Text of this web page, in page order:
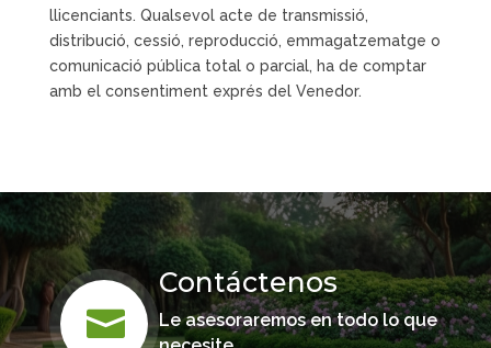
llicenciants. Qualsevol acte de transmissió,
distribució, cessió, reproducció, emmagatzematge o
comunicació pública total o parcial, ha de comptar
amb el consentiment exprés del Venedor.

Contáctenos
Le asesoraremos en todo lo que